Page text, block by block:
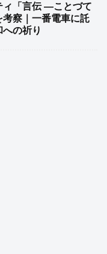
ィ「言伝 ―ことづて
察｜一番電車に託
の祈り